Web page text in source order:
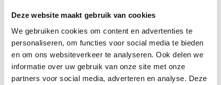
Deze website maakt gebruik van cookies
We gebruiken cookies om content en advertenties te
personaliseren, om functies voor social media te bieden
en om ons websiteverkeer te analyseren. Ook delen we
informatie over uw gebruik van onze site met onze
partners voor social media, adverteren en analyse. Deze
BETON BESTELLEN IN
EINDHOVEN